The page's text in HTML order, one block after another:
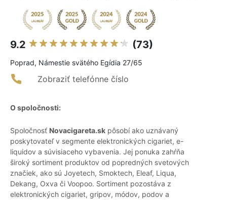
9.2 (73)
Poprad, Námestie svätého Egídia 27/65
Zobraziť telefónne číslo
O spoločnosti:
Spoločnosť Novacigareta.sk pôsobí ako uznávaný
poskytovateľ v segmente elektronických cigariet, e-
liquidov a súvisiaceho vybavenia. Jej ponuka zahŕňa
široký sortiment produktov od popredných svetových
značiek, ako sú Joyetech, Smoktech, Eleaf, Liqua,
Dekang, Oxva či Voopoo. Sortiment pozostáva z
elektronických cigariet, gripov, módov, podov a